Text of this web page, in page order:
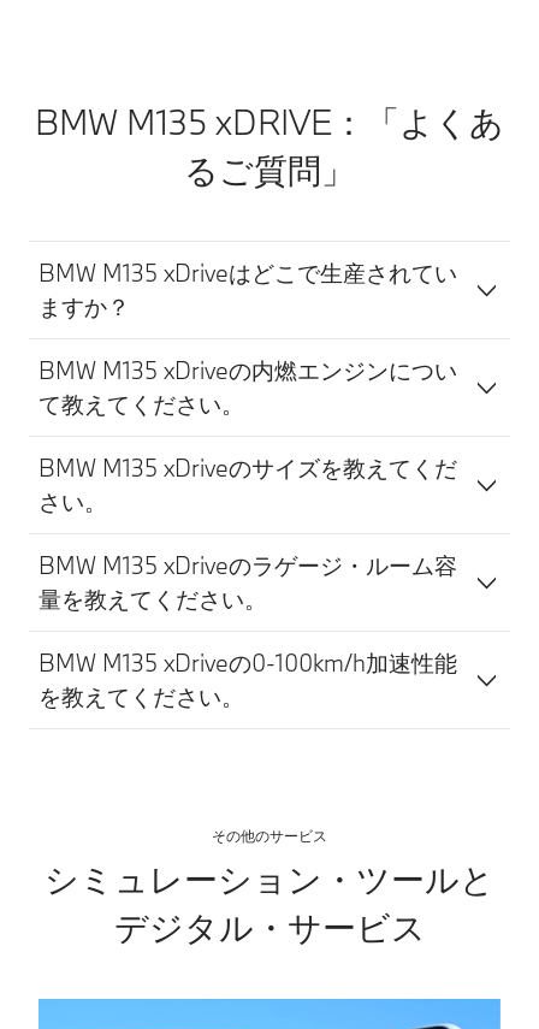
BMW M135 xDRIVE：「よくあ
るご質問」
BMW M135 xDriveはどこで生産されてい
ますか？
BMW M135 xDriveの内燃エンジンについ
て教えてください。
BMW M135 xDriveのサイズを教えてくだ
さい。
BMW M135 xDriveのラゲージ・ルーム容
量を教えてください。
BMW M135 xDriveの0-100km/h加速性能
を教えてください。
その他のサービス
シミュレーション・ツールと
デジタル・サービス